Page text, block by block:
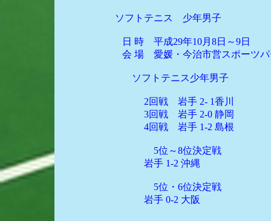
ソフトテニス 少年男子
日 時 平成29年10月8日～9日
会 場 愛媛・今治市営スポーツパー
ソフトテニス少年男子
2回戦 岩手 2- 1香川
3回戦 岩手 2-0 静岡
4回戦 岩手 1-2 島根
5位～8位決定戦
岩手 1-2 沖縄
5位・6位決定戦
岩手 0-2 大阪